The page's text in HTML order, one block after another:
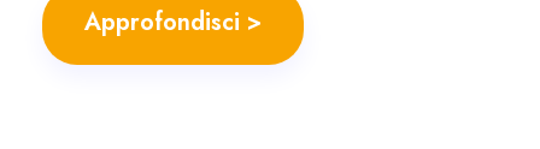
Approfondisci >